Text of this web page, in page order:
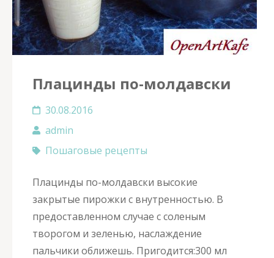
Плацинды по-молдавски
30.08.2016
admin
Пошаговые рецепты
Плацинды по-молдавски высокие
закрытые пирожки с внутренностью. В
предоставленном случае с соленым
творогом и зеленью, наслаждение
пальчики оближешь. Пригодится:300 мл